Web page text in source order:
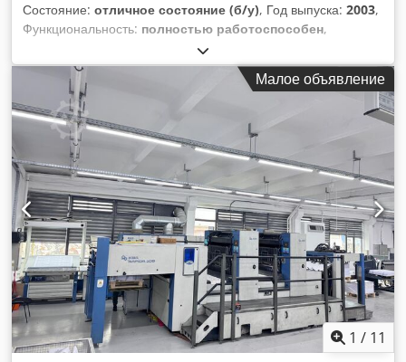
Состояние: отличное состояние (б/у), Год выпуска: 2003,
Функциональность: полностью работоспособен,
Полностью исправен. Машина в очень хорошем состоянии.
Находится в процессе производства. Возможны испытания.
Dsdjzqfdmspfx Akkock
Малое объявление
1 / 11